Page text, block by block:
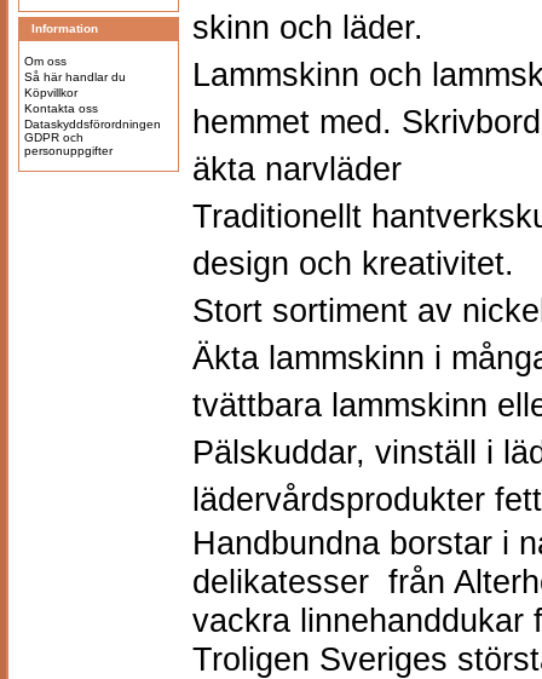
Information
Om oss
Så här handlar du
Köpvillkor
Kontakta oss
Dataskyddsförordningen
GDPR och
personuppgifter
skinn och läder.
Lammskinn och
hemmet med.
äkta narvläder
Traditionellt
design och kreativitet.
Stort sortiment av
Äkta lammskinn i
tvättbara lammskinn
Pälskuddar, vinställ i
lädervårdsprodukter
Handbundna borstar i
delikatesser från
vackra linnehanddukar
Troligen Sveriges